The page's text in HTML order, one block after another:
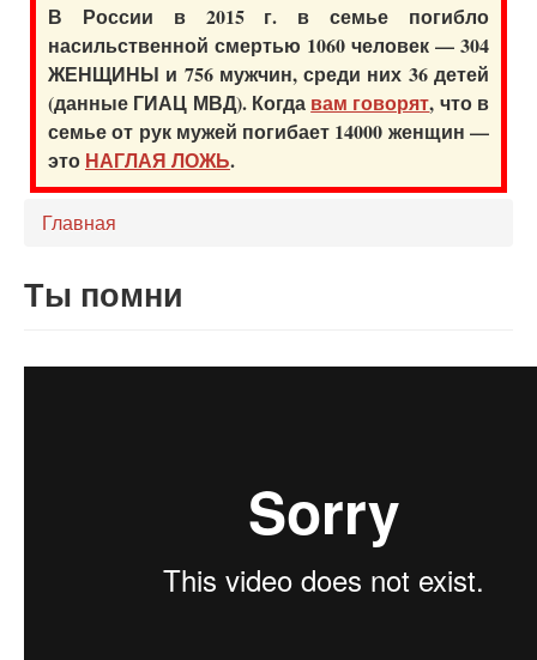
В России в 2015 г. в семье погибло
насильственной смертью 1060 человек — 304
ЖЕНЩИНЫ и 756 мужчин, среди них 36 детей
(данные ГИАЦ МВД). Когда вам говорят, что в
семье от рук мужей погибает 14000 женщин —
это НАГЛАЯ ЛОЖЬ.
Главная
Ты помни